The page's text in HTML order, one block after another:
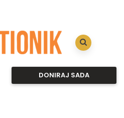
DONIRAJ SADA